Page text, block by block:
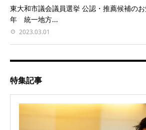
東大和市議会議員選挙 公認・推薦候補の
年 統一地方...
2023.03.01
特集記事